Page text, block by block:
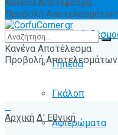
Ειδήσεις
Γήπεδα
Γκάλοπ
Αφιερώματα
Κανένα Αποτέλεσμα
Προβολή Αποτελεσμάτων
Κανένα Αποτέλεσμα
Προβολή Αποτελεσμάτων
Αρχική Δ' Εθνική